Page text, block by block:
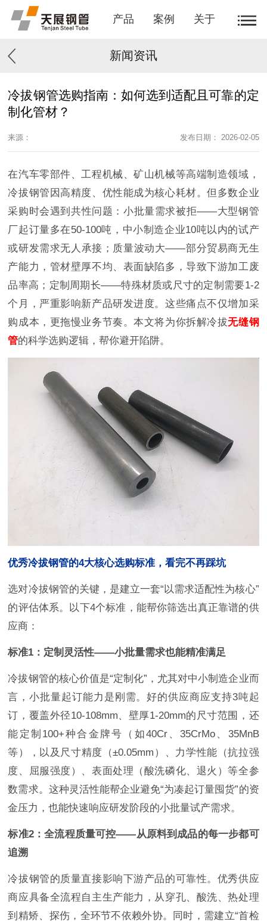
产品 案例 关于
新闻资讯
冷拔钢管选购指南：如何选到适配且可靠的定
制化管材？
来源： 发布日期： 2026-02-05
在汽车零部件、工程机械、矿山机械等高端制造领域，
冷拔钢管因高精度、优性能成为核心耗材。但多数企业
采购时会遇到共性问题：小批量需求被拒——大型钢管
厂起订量多在50-100吨，中小制造企业10吨以内的试产
或研发需求无人承接；质量波动大——部分贸易商无生
产能力，管材壁厚不均、表面缺陷多，导致下游加工废
品率高；定制周期长——特殊材质或尺寸的定制需要1-2
个月，严重影响新产品研发进度。这些痛点不仅增加采
购成本，更拖慢业务节奏。本文将为你拆解冷拔无缝钢
管的科学选购逻辑，帮你避开陷阱。
优秀冷拔钢管的4大核心选购标准，看完不再踩坑
选对冷拔钢管的关键，是建立一套“以需求适配性为核心”
的评估体系。以下4个标准，能帮你筛选出真正靠谱的供
应商：
标准1：定制灵活性——小批量需求也能精准满足
冷拔钢管的核心价值是“定制化”，尤其对中小制造企业而
言，小批量起订能力是刚需。好的供应商应支持3吨起
订，覆盖外径10-108mm、壁厚1-20mm的尺寸范围，还
能定制100+种合金牌号（如40Cr、35CrMo、35MnB
等），以及尺寸精度（±0.05mm）、力学性能（抗拉强
度、屈服强度）、表面处理（酸洗磷化、退火）等全参
数需求。这种灵活性能帮企业避免“为凑起订量囤货”的资
金压力，也能快速响应研发阶段的小批量试产需求。
标准2：全流程质量可控——从原料到成品的每一步都可
追溯
冷拔钢管的质量直接影响下游产品的可靠性。优秀供应
商应具备全流程自主生产能力，从穿孔、酸洗、热处理
到精矫、探伤，全环节不依赖外协。同时，需建立“首检